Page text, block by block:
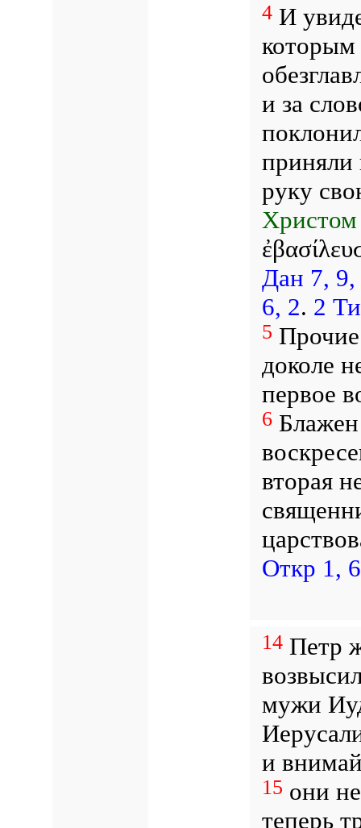
4И
и за
приняли
руку
Христом
Дан 7, 9,
6, 2. 2
5
доколе
первое
6Блажен
вторая
Откр 1, 6
14Петр
мужи
и
15 они
теперь